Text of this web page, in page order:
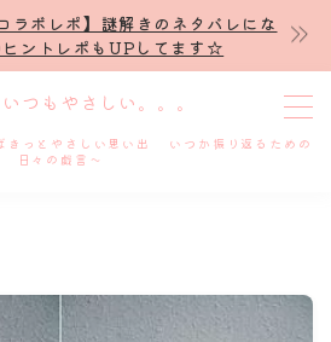
ラボレポ】謎解きのネタバレにな
ヒントレポもUPしてます☆
つもやさしい。。。
きっとやさしい思い出 いつか振り返るための
日々の戯言～